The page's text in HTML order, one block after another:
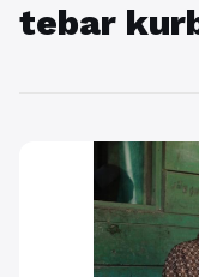
tebar